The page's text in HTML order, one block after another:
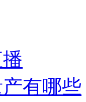
有哪些